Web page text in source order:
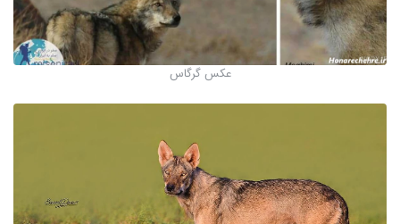
عکس گرگاس